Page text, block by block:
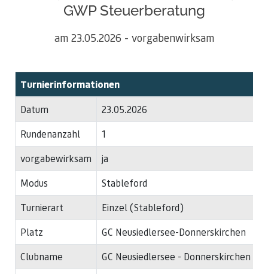
GWP Steuerberatung
am 23.05.2026 - vorgabenwirksam
Turnierinformationen
Datum
23.05.2026
Rundenanzahl
1
vorgabewirksam
ja
Modus
Stableford
Turnierart
Einzel (Stableford)
Platz
GC Neusiedlersee-Donnerskirchen
Clubname
GC Neusiedlersee - Donnerskirchen